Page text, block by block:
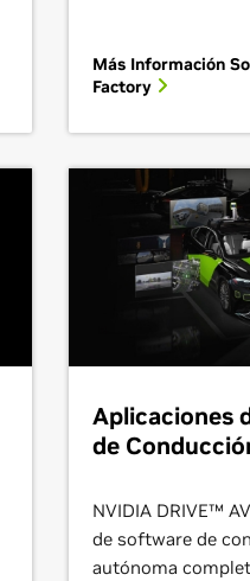
Más Información
Factory
Aplicaciones
de
NVIDIA DRIVE™
de software de
autónoma